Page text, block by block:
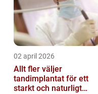
02 april 2026
Allt fler väljer
tandimplantat för ett
starkt och naturligt